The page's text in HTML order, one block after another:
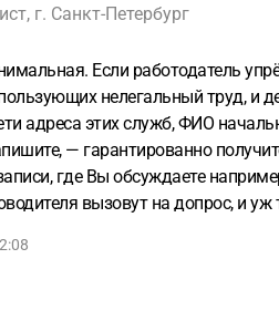
г. Санкт-Петербург
Если работодатель
нелегальный труд, и
адреса этих служб, ФИО
— гарантированно
где Вы обсуждаете
вызовут на допрос, и